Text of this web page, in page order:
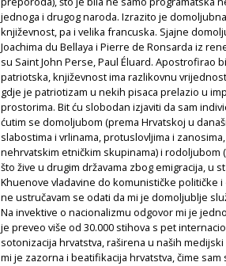
jednoga i drugog naroda. Izrazito je
književnost, pa i velika francuska. Sjajne
Joachima du Bellaya i Pierre de Ronsarda iz
su Saint John Perse, Paul Éluard. Apostrofirao
patriotska, književnost ima razlikovnu
gdje je patriotizam u nekih pisaca prelazio u
prostorima. Bit ću slobodan izjaviti da sam
ćutim se domoljubom (prema Hrvatskoj u
slabostima i vrlinama, protuslovljima i
nehrvatskim etničkim skupinama) i
što žive u drugim državama zbog emigracija, u
Khuenove vladavine do komunističke političke
ne ustručavam se odati da mi je domoljublje
Na invektive o nacionalizmu odgovor mi je
je preveo više od 30.000 stihova s pet
sotonizacija hrvatstva, raširena u naših
mi je zazorna i beatifikacija hrvatstva, čime